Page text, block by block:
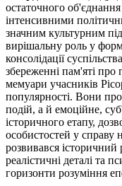
остаточного об'єднання
інтенсивними
значним культурним
вирішальну роль у
консолідації
збереженні пам'яті про
мемуари учасників
популярності. Вони
подій, а й емоційне,
історичного етапу,
особистостей у справу
розвивався
реалістичні деталі та
горизонти розуміння